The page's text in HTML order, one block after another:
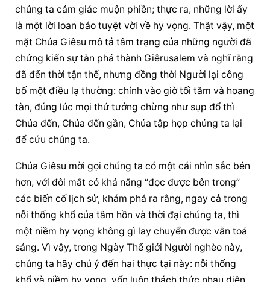
chúng ta cảm giác muộn phiền; thực ra, những lời ấy
là một lời loan báo tuyệt vời về hy vọng. Thật vậy, một
mặt Chúa Giêsu mô tả tâm trạng của những người đã
chứng kiến sự tàn phá thành Giêrusalem và nghĩ rằng
đã đến thời tận thế, nhưng đồng thời Người lại công
bố một điều lạ thường: chính vào giờ tối tăm và hoang
tàn, đúng lúc mọi thứ tưởng chừng như sụp đổ thì
Chúa đến, Chúa đến gần, Chúa tập họp chúng ta lại
để cứu chúng ta.
Chúa Giêsu mời gọi chúng ta có một cái nhìn sắc bén
hơn, với đôi mắt có khả năng “đọc được bên trong”
các biến cố lịch sử, khám phá ra rằng, ngay cả trong
nỗi thống khổ của tâm hồn và thời đại chúng ta, thì
một niềm hy vọng không gì lay chuyển được vẫn toả
sáng. Vì vậy, trong Ngày Thế giới Người nghèo này,
chúng ta hãy chú ý đến hai thực tại này: nỗi thống